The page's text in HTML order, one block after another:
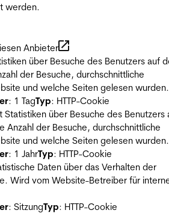
werden.
Anbieter
über Besuche des Benutzers auf
der Besuche, durchschnittliche
und welche Seiten gelesen wurden.
: 1 TagTyp: HTTP-Cookie
Statistiken über Besuche des Benutzers
Anzahl der Besuche, durchschnittliche
und welche Seiten gelesen wurden.
: 1 JahrTyp: HTTP-Cookie
Daten über das Verhalten der
Wird vom Website-Betreiber für
: SitzungTyp: HTTP-Cookie